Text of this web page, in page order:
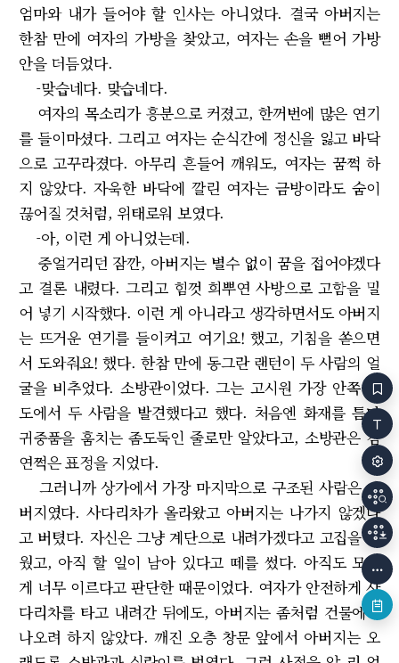
엄마와 내가 들어야 할 인사는 아니었다. 결국 아버지는
한참 만에 여자의 가방을 찾았고, 여자는 손을 뻗어 가방
안을 더듬었다.
-맞습네다. 맞습네다.
여자의 목소리가 흥분으로 커졌고, 한꺼번에 많은 연기
를 들이마셨다. 그리고 여자는 순식간에 정신을 잃고 바닥
으로 고꾸라졌다. 아무리 흔들어 깨워도, 여자는 꿈쩍 하
지 않았다. 자욱한 바닥에 깔린 여자는 금방이라도 숨이
끊어질 것처럼, 위태로워 보였다.
-아, 이런 게 아니었는데.
중얼거리던 잠깐, 아버지는 별수 없이 꿈을 접어야겠다
고 결론 내렸다. 그리고 힘껏 희뿌연 사방으로 고함을 밀
어 넣기 시작했다. 이런 게 아니라고 생각하면서도 아버지
는 뜨거운 연기를 들이켜고 여기요! 했고, 기침을 쏟으면
서 도와줘요! 했다. 한참 만에 동그란 랜턴이 두 사람의 얼
굴을 비추었다. 소방관이었다. 그는 고시원 가장 안쪽 복
도에서 두 사람을 발견했다고 했다. 처음엔 화재를 틈타
귀중품을 훔치는 좀도둑인 줄로만 알았다고, 소방관은 겸
연쩍은 표정을 지었다.
그러니까 상가에서 가장 마지막으로 구조된 사람은 아
버지였다. 사다리차가 올라왔고 아버지는 나가지 않겠다
고 버텼다. 자신은 그냥 계단으로 내려가겠다고 고집을 피
웠고, 아직 할 일이 남아 있다고 떼를 썼다. 아직도 모든
게 너무 이르다고 판단한 때문이었다. 여자가 안전하게 사
다리차를 타고 내려간 뒤에도, 아버지는 좀처럼 건물에서
나오려 하지 않았다. 깨진 오층 창문 앞에서 아버지는 오